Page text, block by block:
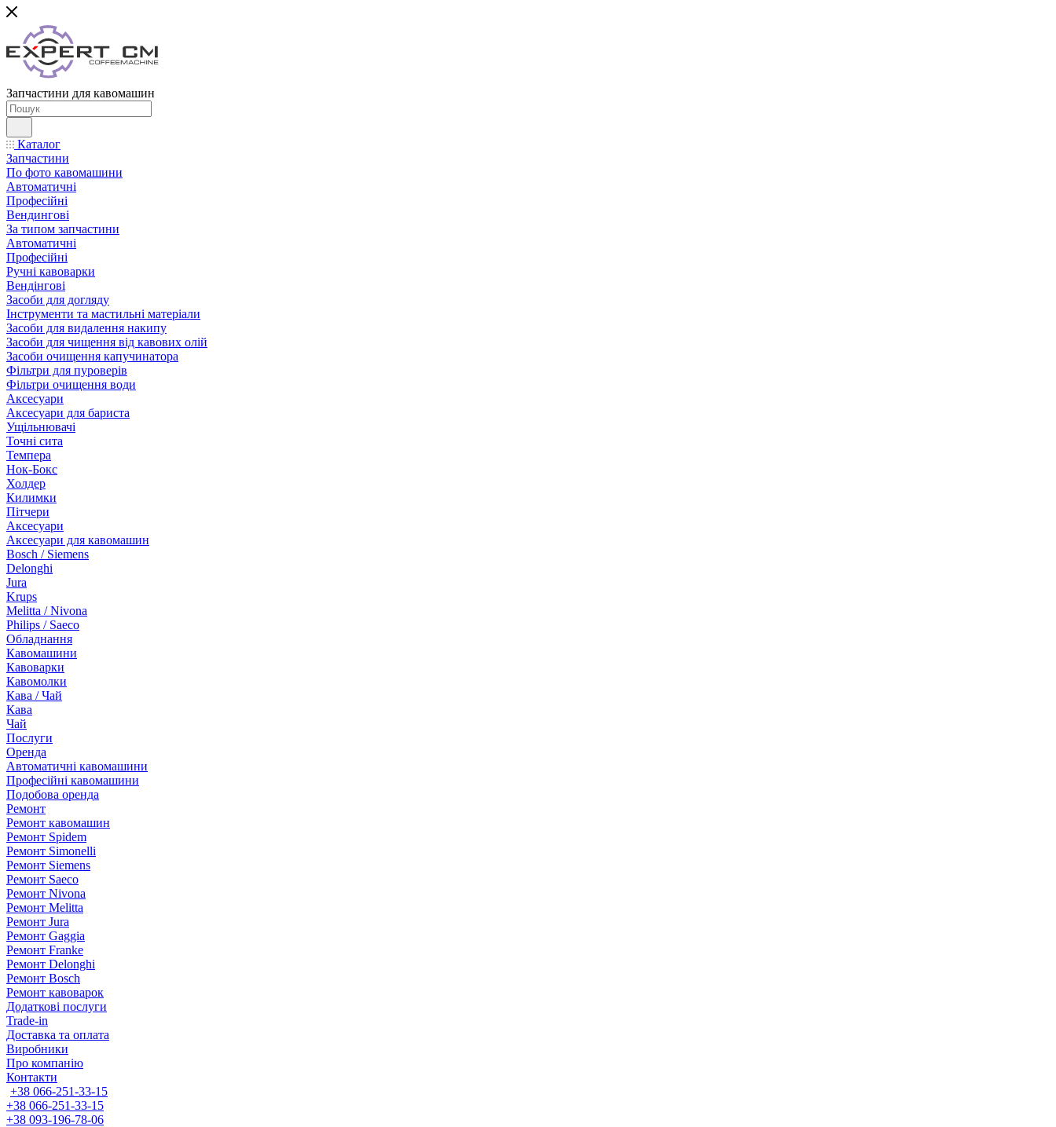
Запчастини для кавомашин
Каталог
Запчастини
По фото кавомашини
Автоматичні
Професійні
Вендингові
За типом запчастини
Автоматичні
Професійні
Ручні кавоварки
Вендінгові
Засоби для догляду
Інструменти та мастильні матеріали
Засоби для видалення накипу
Засоби для чищення від кавових олій
Засоби очищення капучинатора
Фільтри для пуроверів
Фільтри очищення води
Аксесуари
Аксесуари для бариста
Ущільнювачі
Точні сита
Темпера
Нок-Бокс
Холдер
Килимки
Пітчери
Аксесуари
Аксесуари для кавомашин
Bosch / Siemens
Delonghi
Jura
Krups
Melitta / Nivona
Philips / Saeco
Обладнання
Кавомашини
Кавоварки
Кавомолки
Кава / Чай
Кава
Чай
Послуги
Оренда
Автоматичні кавомашини
Професійні кавомашини
Подобова оренда
Ремонт
Ремонт кавомашин
Ремонт Spidem
Ремонт Simonelli
Ремонт Siemens
Ремонт Saeco
Ремонт Nivona
Ремонт Melitta
Ремонт Jura
Ремонт Gaggia
Ремонт Franke
Ремонт Delonghi
Ремонт Bosch
Ремонт кавоварок
Додаткові послуги
Trade-in
Доставка та оплата
Виробники
Про компанію
Контакти
+38 066-251-33-15
+38 066-251-33-15
+38 093-196-78-06